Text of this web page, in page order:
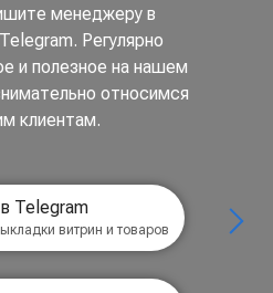
менеджеру в
Регулярно
и полезное на нашем
относимся
клиентам.
Telegram
витрин и товаров